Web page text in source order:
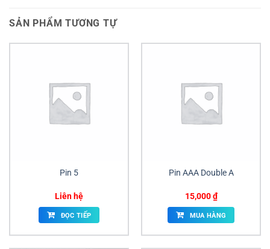
SẢN PHẨM TƯƠNG TỰ
Pin 5
Liên hệ
ĐỌC TIẾP
Pin AAA Double A
15,000₫
MUA HÀNG